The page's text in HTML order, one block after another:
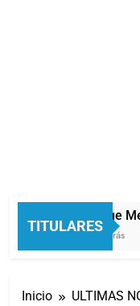
TITULARES
Murió Jorge
24 Minutos Atrás
Inicio
ULTIMAS